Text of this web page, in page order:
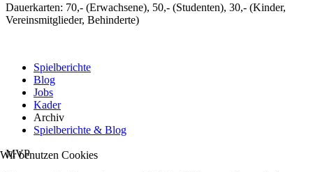
Dauerkarten: 70,- (Erwachsene), 50,- (Studenten), 30,- (Kinder,
Vereinsmitglieder, Behinderte)
Spielberichte
Blog
Jobs
Kader
Archiv
Spielberichte & Blog
MVP
Wir benutzen Cookies